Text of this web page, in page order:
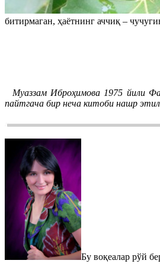
битирмаган, ҳаётнинг аччиқ –
Муаззам Иброҳимова 1975 йили
пайтгача бир неча китоби нашр
Бу воқеалар рўй